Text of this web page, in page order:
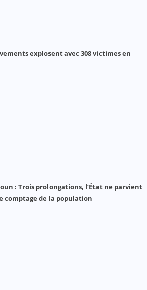
explosent avec 308 victimes en
: Trois prolongations, l’État ne parvient
comptage de la population